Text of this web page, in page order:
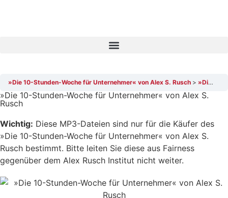
»Die 10-Stunden-Woche für Unternehmer« von Alex S. Rusch »Die 10-Stunden-Woche für Unternehmer« von Alex S. Rusch, CD1: AudioTrack 15
»Die 10-Stunden-Woche für Unternehmer« von Alex S.
Rusch
Wichtig: Diese MP3-Dateien sind nur für die Käufer des
»Die 10-Stunden-Woche für Unternehmer« von Alex S.
Rusch bestimmt. Bitte leiten Sie diese aus Fairness
gegenüber dem Alex Rusch Institut nicht weiter.